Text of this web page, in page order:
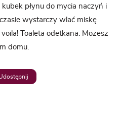
płynu do mycia naczyń i
wystarczy wlać miskę
Toaleta odetkana. Możesz
domu.